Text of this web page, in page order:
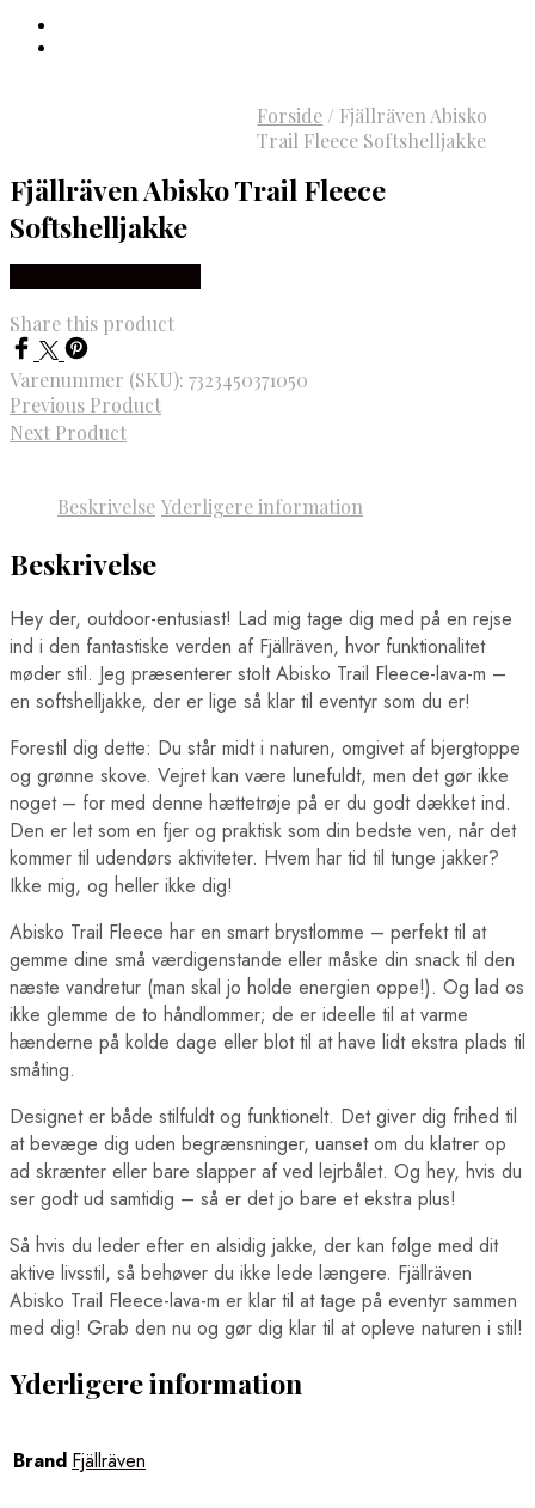
Forside / Fjällräven Abisko
Trail Fleece Softshelljakke
Fjällräven Abisko Trail Fleece
Softshelljakke
Share this product
Varenummer (SKU): 7323450371050
Previous Product
Next Product
Beskrivelse Yderligere information
Beskrivelse
Hey der, outdoor-entusiast! Lad mig tage dig med på en rejse
ind i den fantastiske verden af Fjällräven, hvor funktionalitet
møder stil. Jeg præsenterer stolt Abisko Trail Fleece-lava-m –
en softshelljakke, der er lige så klar til eventyr som du er!
Forestil dig dette: Du står midt i naturen, omgivet af bjergtoppe
og grønne skove. Vejret kan være lunefuldt, men det gør ikke
noget – for med denne hættetrøje på er du godt dækket ind.
Den er let som en fjer og praktisk som din bedste ven, når det
kommer til udendørs aktiviteter. Hvem har tid til tunge jakker?
Ikke mig, og heller ikke dig!
Abisko Trail Fleece har en smart brystlomme – perfekt til at
gemme dine små værdigenstande eller måske din snack til den
næste vandretur (man skal jo holde energien oppe!). Og lad os
ikke glemme de to håndlommer; de er ideelle til at varme
hænderne på kolde dage eller blot til at have lidt ekstra plads til
småting.
Designet er både stilfuldt og funktionelt. Det giver dig frihed til
at bevæge dig uden begrænsninger, uanset om du klatrer op
ad skrænter eller bare slapper af ved lejrbålet. Og hey, hvis du
ser godt ud samtidig – så er det jo bare et ekstra plus!
Så hvis du leder efter en alsidig jakke, der kan følge med dit
aktive livsstil, så behøver du ikke lede længere. Fjällräven
Abisko Trail Fleece-lava-m er klar til at tage på eventyr sammen
med dig! Grab den nu og gør dig klar til at opleve naturen i stil!
Yderligere information
Brand Fjällräven